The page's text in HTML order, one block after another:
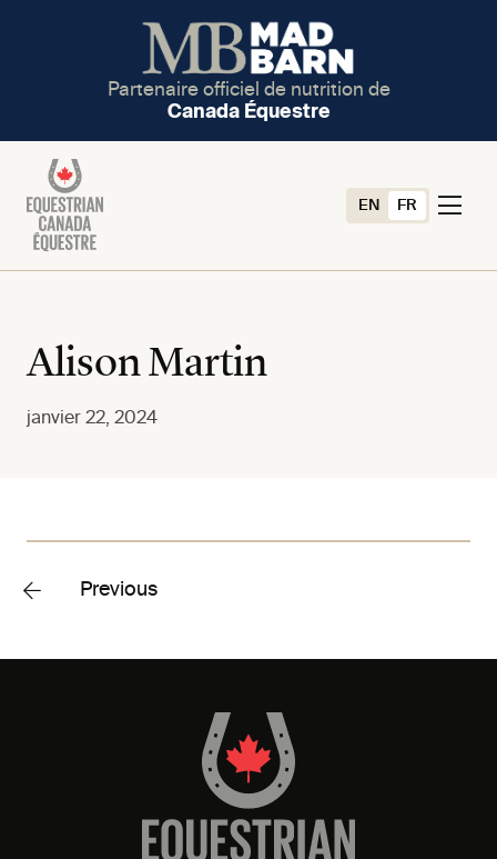
Partenaire officiel de nutrition de
Canada Équestre
EN FR
Alison Martin
janvier 22, 2024
Previous